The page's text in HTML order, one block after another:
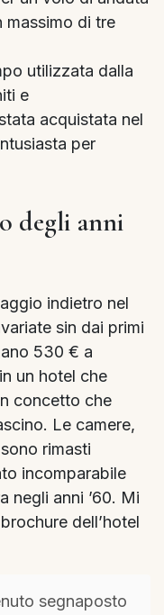
massimo di tre
utilizzata dalla
e
acquistata nel
per
degli anni
indietro nel
sin dai primi
530 € a
un hotel che
concetto che
Le camere,
rimasti
incomparabile
negli anni ’60. Mi
dell’hotel
segnaposto